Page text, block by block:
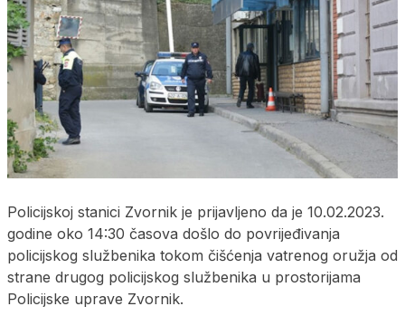
Policijskoj stanici Zvornik je prijavljeno da je 10.02.2023.
godine oko 14:30 časova došlo do povrijeđivanja
policijskog službenika tokom čišćenja vatrenog oružja od
strane drugog policijskog službenika u prostorijama
Policijske uprave Zvornik.